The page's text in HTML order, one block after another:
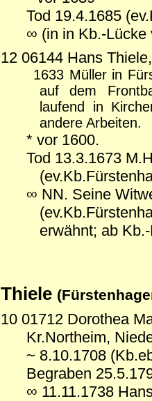
Tod 19.4.1685
∞ (in in Kb.-
12 06144 Hans
1633 Müller in
auf dem
laufend in
andere Arbeiten.
* vor 1600.
Tod 13.3.1673
∞ NN. Seine
erwähnt; ab
Thiele
10 01712 Dorothea
Kr.Northeim,
~ 8.10.1708
Begraben
∞ 11.11.1738